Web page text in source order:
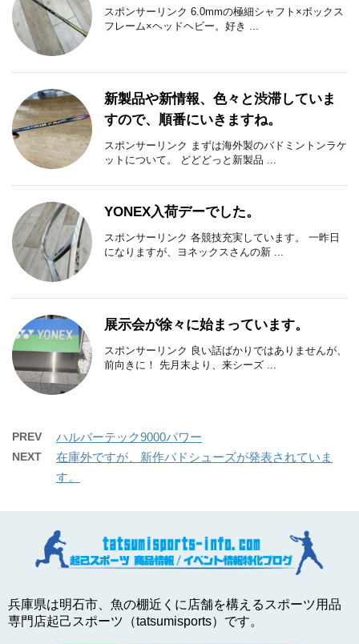
スポンサーリンク 6.0mmの極細シャフト×ボックス
フレーム×ヘッドヘビー。好き ...
新製品や新情報、色々と渋滞していま
すので、順番にいきますね。
スポンサーリンク まずは海外製のバドミントンラケ
ットについて。 どどどっと新製品 ...
YONEX入荷デーでした。
スポンサーリンク 各競技充実しています。 一昨日
になりますが、ヨネックスさんの新 ...
展示会が徐々に始まっています。
スポンサーリンク 良い話ばかりではありませんが、
前向きに！ 先月末より、来シーズ ...
PREV ハルバーテック9000パワー
NEXT
在庫外ですが、新作バドシューズが発表されていま
す。
兵庫県は明石市、魚の棚近くに店舗を構えるスポーツ用品
専門店起己スポーツ（tatsumisports）です。